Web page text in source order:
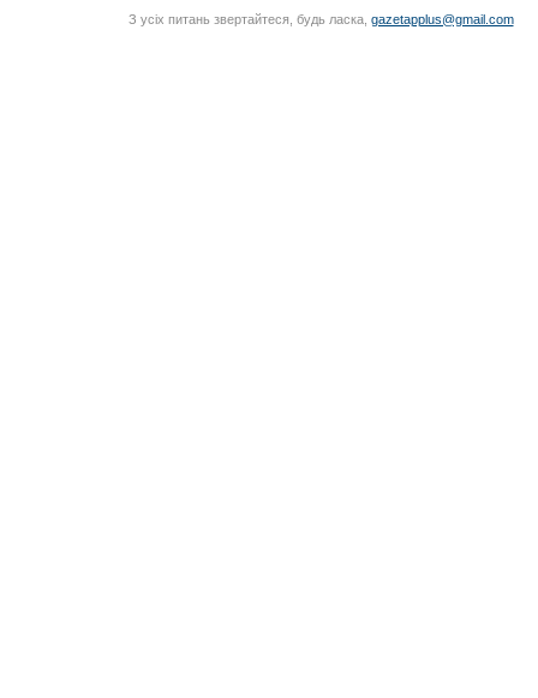
З усіх питань звертайтеся, будь ласка, gazetapplus@gmail.com